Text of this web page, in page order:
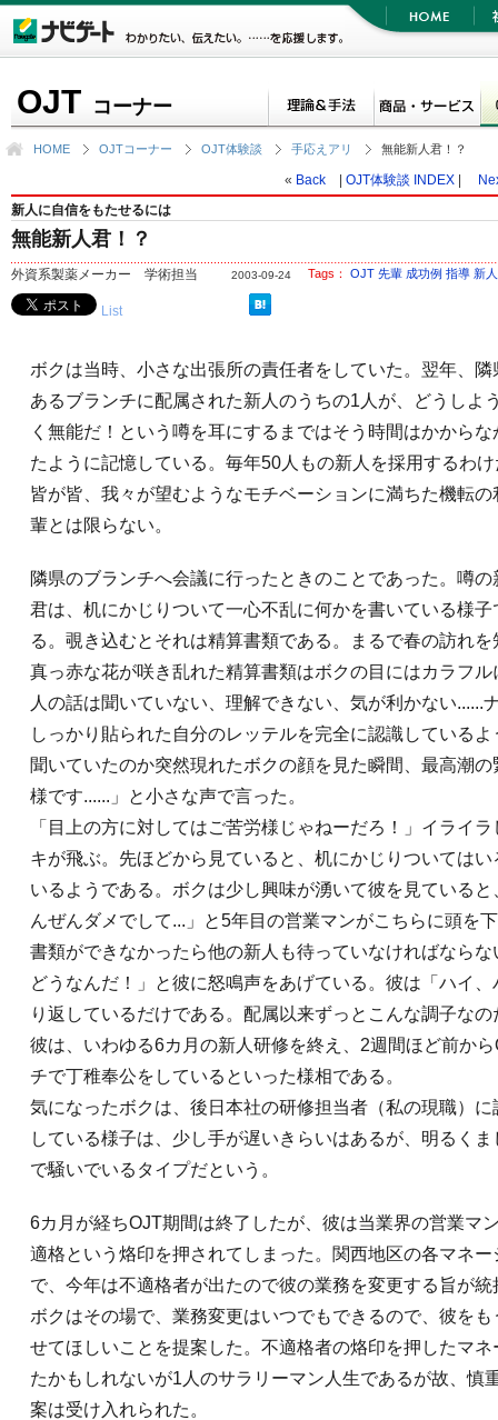
OJT コーナー
HOME OJTコーナー OJT体験談 手応えアリ 無能新人君！？
« Back| OJT体験談 INDEX|
新人に自信をもたせるには
無能新人君！？
外資系製薬メーカー 学術担当 2003-09-24 Tags： OJT 先輩 成功例 指導 新人
List
ボクは当時、小さな出張所の責任者をしていた。翌年、隣
あるブランチに配属された新人のうちの1人が、どうしよ
く無能だ！という噂を耳にするまではそう時間はかからな
たように記憶している。毎年50人もの新人を採用するわ
皆が皆、我々が望むようなモチベーションに満ちた機転の
輩とは限らない。
隣県のブランチへ会議に行ったときのことであった。噂の
君は、机にかじりついて一心不乱に何かを書いている様子
る。覗き込むとそれは精算書類である。まるで春の訪れ
真っ赤な花が咲き乱れた精算書類はボクの目にはカラフル
人の話は聞いていない、理解できない、気が利かない......
しっかり貼られた自分のレッテルを完全に認識している
聞いていたのか突然現れたボクの顔を見た瞬間、最高潮
様です......」と小さな声で言った。
「目上の方に対してはご苦労様じゃねーだろ！」イライ
キが飛ぶ。先ほどから見ていると、机にかじりついては
いるようである。ボクは少し興味が湧いて彼を見ている
んぜんダメでして...」と5年目の営業マンがこちらに頭を
書類ができなかったら他の新人も待っていなければなら
どうなんだ！」と彼に怒鳴声をあげている。彼は「ハイ
り返しているだけである。配属以来ずっとこんな調子なの
彼は、いわゆる6カ月の新人研修を終え、2週間ほど前か
チで丁稚奉公をしているといった様相である。
気になったボクは、後日本社の研修担当者（私の現職）
している様子は、少し手が遅いきらいはあるが、明るく
で騒いでいるタイプだという。
6カ月が経ちOJT期間は終了したが、彼は当業界の営業マ
適格という烙印を押されてしまった。関西地区の各マネ
で、今年は不適格者が出たので彼の業務を変更する旨が
ボクはその場で、業務変更はいつでもできるので、彼を
せてほしいことを提案した。不適格者の烙印を押したマ
たかもしれないが1人のサラリーマン人生であるが故、慎
案は受け入れられた。